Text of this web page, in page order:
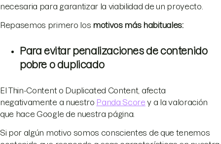
necesaria para garantizar la viabilidad de un proyecto.
Repasemos primero los motivos más habituales:
Para evitar penalizaciones de contenido
pobre o duplicado
El Thin-Content o Duplicated Content, afecta
negativamente a nuestro Panda Score y a la valoración
que hace Google de nuestra página.
Si por algún motivo somos conscientes de que tenemos